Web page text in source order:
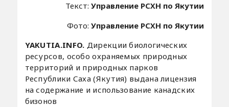
Текст:Управление РСХН по Якутии
Фото:Управление РСХН по Якутии
YAKUTIA.INFO. Дирекции биологических
ресурсов, особо охраняемых природных
территорий и природных парков
Республики Саха (Якутия) выдана лицензия
на содержание и использование канадских
бизонов